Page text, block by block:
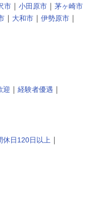
市 ｜ 小田原市 ｜ 茅ヶ崎市
｜ 大和市 ｜ 伊勢原市 ｜
迎 ｜ 経験者優遇 ｜
休日120日以上 ｜